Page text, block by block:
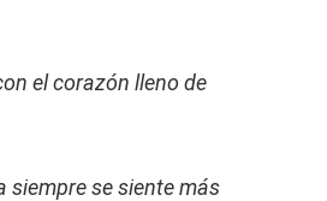
el corazón lleno de
siempre se siente más